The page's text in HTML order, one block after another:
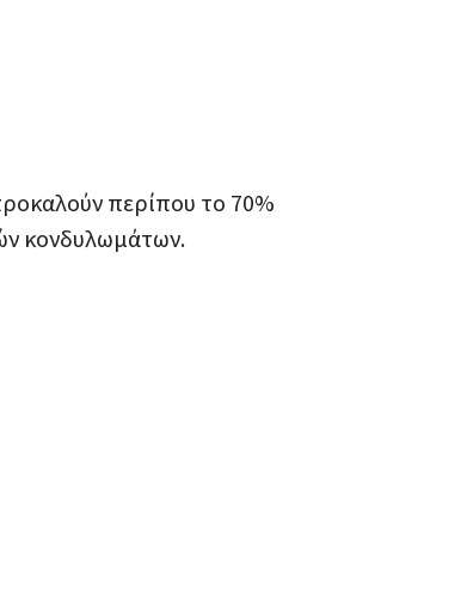
περίπου το 70%
κονδυλωμάτων.